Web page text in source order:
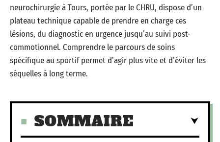
neurochirurgie à Tours, portée par le CHRU, dispose d’un
plateau technique capable de prendre en charge ces
lésions, du diagnostic en urgence jusqu’au suivi post-
commotionnel. Comprendre le parcours de soins
spécifique au sportif permet d’agir plus vite et d’éviter les
séquelles à long terme.
SOMMAIRE